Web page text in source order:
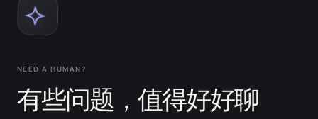
NEED A HUMAN?
有些问题，值得好好聊